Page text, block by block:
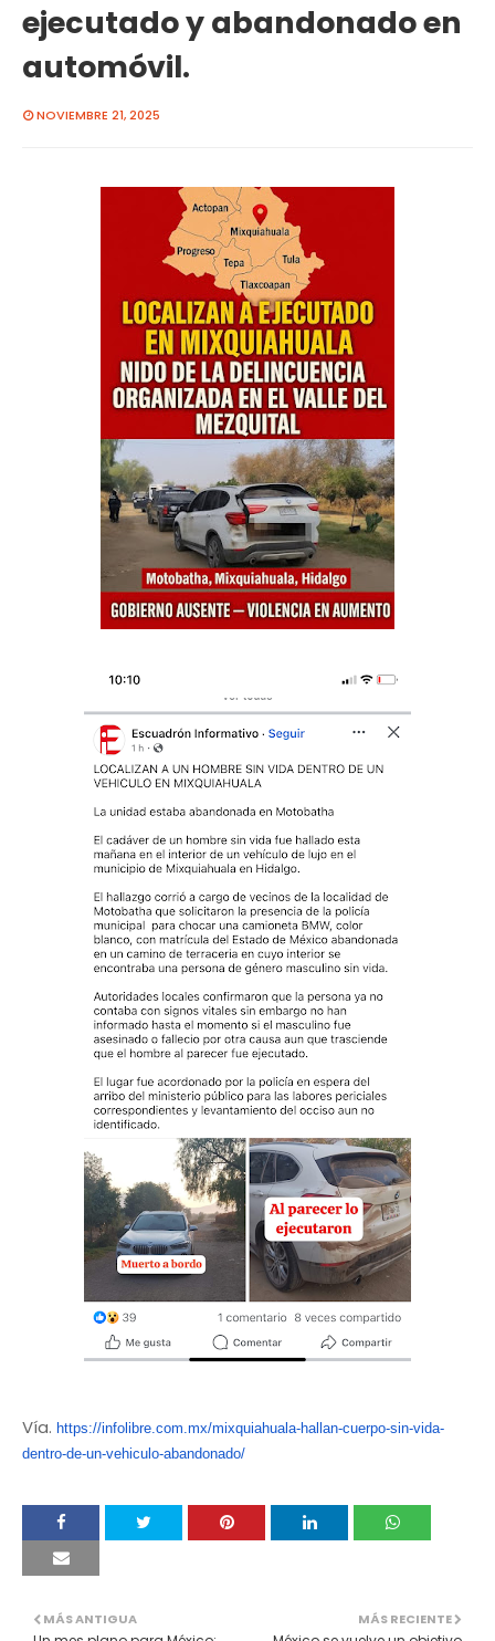
ejecutado y abandonado en
automóvil.
NOVIEMBRE 21, 2025
Vía. https://infolibre.com.mx/mixquiahuala-hallan-cuerpo-sin-vida-
dentro-de-un-vehiculo-abandonado/
MÁS RECIENTE
MÁS ANTIGUA